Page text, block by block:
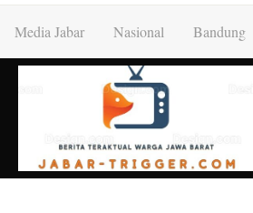
content
Media Jabar Nasional Bandung